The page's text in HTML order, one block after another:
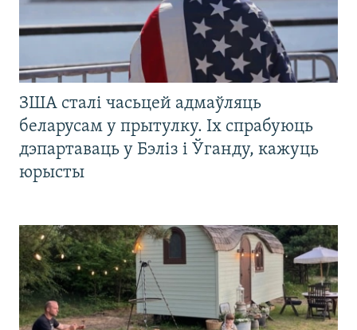
ЗША сталі часьцей адмаўляць
беларусам у прытулку. Іх спрабуюць
дэпартаваць у Бэліз і Ўганду, кажуць
юрысты